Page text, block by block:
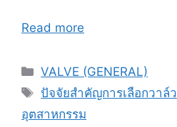
Read more
Categories
VALVE (GENERAL)
Tags
ปัจจัยสำคัญการเลือกวาล์ว
อุตสาหกรรม